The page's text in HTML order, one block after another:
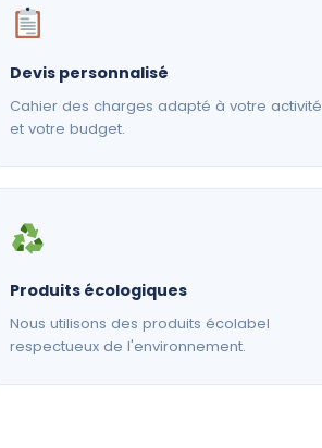
Devis personnalisé
Cahier des charges adapté à votre activité
et votre budget.
Produits écologiques
Nous utilisons des produits écolabel
respectueux de l'environnement.